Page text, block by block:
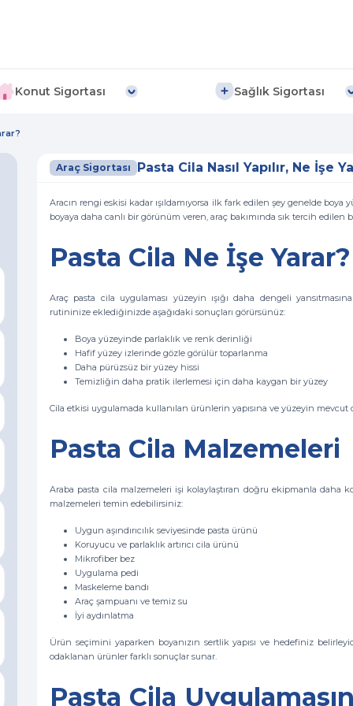
Konut Sigortası Sağlık Sigortası
Araç Sigortası Pasta Cila Nasıl Yapılır, Ne İşe
Aracın rengi eskisi kadar ışıldamıyorsa ilk fark edilen şey genelde
boyaya daha canlı bir görünüm veren, araç bakımında sık tercih edilen
Pasta Cila Ne İşe Yarar?
Araç pasta cila uygulaması yüzeyin ışığı daha dengeli
rutininize eklediğinizde aşağıdaki sonuçları görürsünüz:
Boya yüzeyinde parlaklık ve renk derinliği
Hafif yüzey izlerinde gözle görülür toparlanma
Daha pürüzsüz bir yüzey hissi
Temizliğin daha pratik ilerlemesi için daha kaygan bir yüzey
Cila etkisi uygulamada kullanılan ürünlerin yapısına ve yüzeyin
Pasta Cila Malzemeleri
Araba pasta cila malzemeleri işi kolaylaştıran doğru ekipmanla daha
malzemeleri temin edebilirsiniz:
Uygun aşındırıcılık seviyesinde pasta ürünü
Koruyucu ve parlaklık artırıcı cila ürünü
Mikrofiber bez
Uygulama pedi
Maskeleme bandı
Araç şampuanı ve temiz su
İyi aydınlatma
Ürün seçimini yaparken boyanızın sertlik yapısı ve hedefiniz
odaklanan ürünler farklı sonuçlar sunar.
Pasta Cila